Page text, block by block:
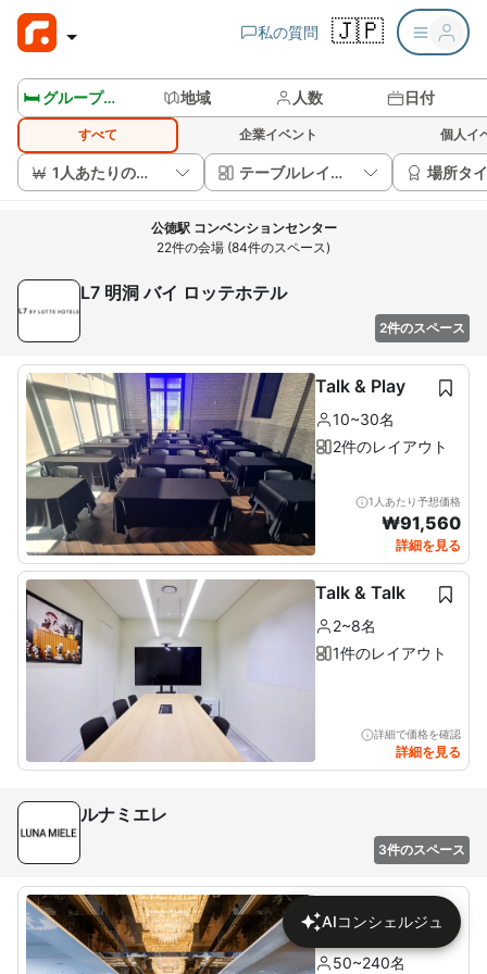
私の質問 🇯🇵
🛏️ グループルームを見る 地域 人数 日付
すべて 企業イベント 個人イ
1人あたりの価格 テーブルレイアウト 場所タ
公徳駅 コンベンションセンター
22件の会場 (84件のスペース)
L7 明洞 バイ ロッテホテル
2件のスペース
Talk & Play
10~30名
2件のレイアウト
1人あたり予想価格
₩91,560
詳細を見る
Talk & Talk
2~8名
1件のレイアウト
詳細で価格を確認
詳細を見る
ルナミエレ
3件のスペース
グランドボー
ルルーム
50~240名
AIコンシェルジュ